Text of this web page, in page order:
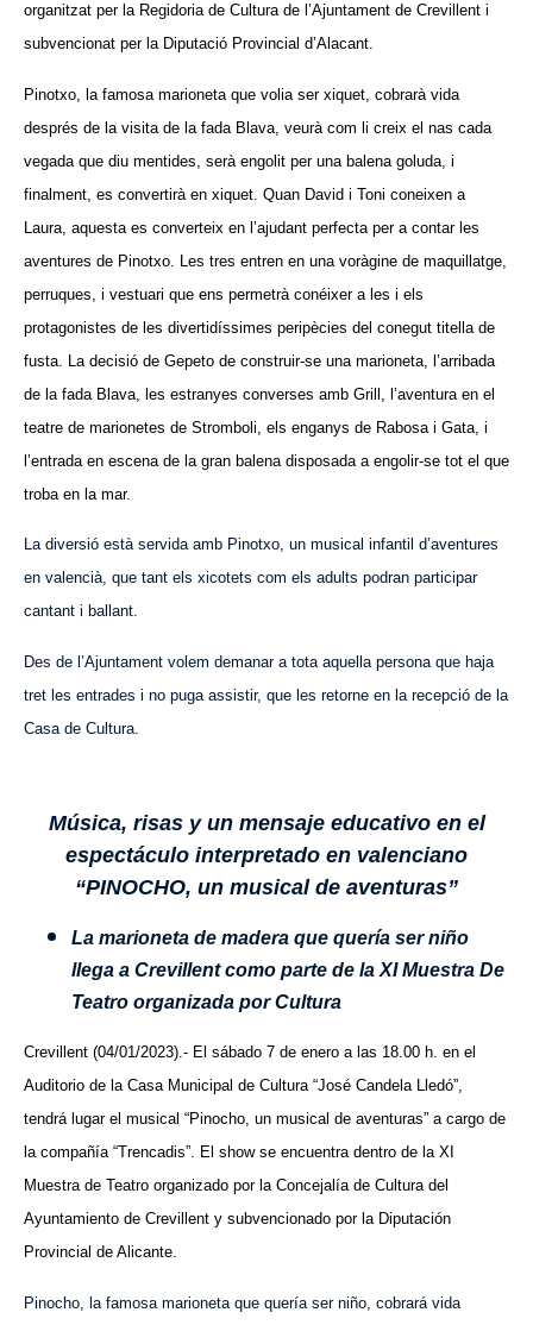
organitzat per la Regidoria de Cultura de l’Ajuntament de Crevillent i
subvencionat per la Diputació Provincial d’Alacant.
Pinotxo, la famosa marioneta que volia ser xiquet, cobrarà vida
després de la visita de la fada Blava, veurà com li creix el nas cada
vegada que diu mentides, serà engolit per una balena goluda, i
finalment, es convertirà en xiquet. Quan David i Toni coneixen a
Laura, aquesta es converteix en l’ajudant perfecta per a contar les
aventures de Pinotxo. Les tres entren en una voràgine de maquillatge,
perruques, i vestuari que ens permetrà conéixer a les i els
protagonistes de les divertidíssimes peripècies del conegut titella de
fusta. La decisió de Gepeto de construir-se una marioneta, l’arribada
de la fada Blava, les estranyes converses amb Grill, l’aventura en el
teatre de marionetes de Stromboli, els enganys de Rabosa i Gata, i
l’entrada en escena de la gran balena disposada a engolir-se tot el que
troba en la mar.
La diversió està servida amb Pinotxo, un musical infantil d’aventures
en valencià, que tant els xicotets com els adults podran participar
cantant i ballant.
Des de l’Ajuntament volem demanar a tota aquella persona que haja
tret les entrades i no puga assistir, que les retorne en la recepció de la
Casa de Cultura.
Música, risas y un mensaje educativo en el
espectáculo interpretado en valenciano
“PINOCHO, un musical de aventuras”
La marioneta de madera que quería ser niño
llega a Crevillent como parte de la XI Muestra De
Teatro organizada por Cultura
Crevillent (04/01/2023).- El sábado 7 de enero a las 18.00 h. en el
Auditorio de la Casa Municipal de Cultura “José Candela Lledó”,
tendrá lugar el musical “Pinocho, un musical de aventuras” a cargo de
la compañía “Trencadis”. El show se encuentra dentro de la XI
Muestra de Teatro organizado por la Concejalía de Cultura del
Ayuntamiento de Crevillent y subvencionado por la Diputación
Provincial de Alicante.
Pinocho, la famosa marioneta que quería ser niño, cobrará vida